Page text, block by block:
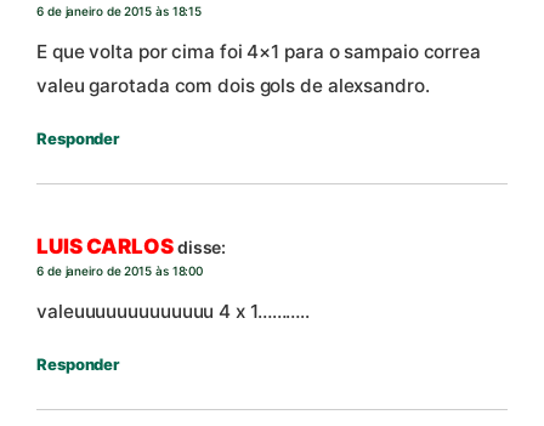
6 de janeiro de 2015 às 18:15
E que volta por cima foi 4×1 para o sampaio correa
valeu garotada com dois gols de alexsandro.
Responder
LUIS CARLOSdisse:
6 de janeiro de 2015 às 18:00
valeuuuuuuuuuuuuu 4 x 1………..
Responder